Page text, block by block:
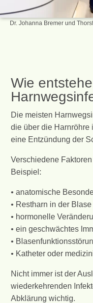
Dr. Johanna Bremer und
Wie
Die meisten
die über die
eine Entzündung der
Verschiedene
Beispiel:
• anatomische
• Restharn in der Blase
• hormonelle
• ein geschwächtes
•
• Katheter oder
Nicht immer ist der
wiederkehrenden
Abklärung wichtig.